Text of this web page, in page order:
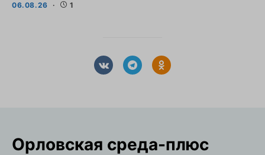
06.08.26 1
Орловская cреда-плюс